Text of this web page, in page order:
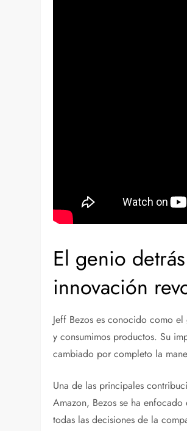
El genio
innovación
Jeff Bezos es conocido como
y consumimos productos. Su
cambiado por completo la
Una de las principales
Amazon, Bezos se ha
todas las decisiones de la